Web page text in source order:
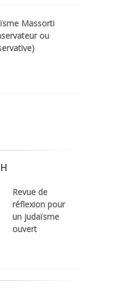
Massorti
ou
Revue de
réflexion pour
un judaïsme
ouvert